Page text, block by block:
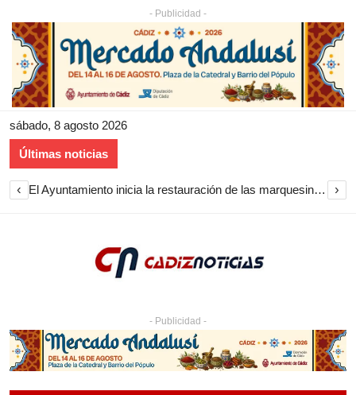
- Publicidad -
sábado, 8 agosto 2026
Últimas noticias
‹ El Ayuntamiento inicia la restauración de las marquesinas de Plaza Esteve para volver a instalarlas en el centro de Jerez ›
- Publicidad -